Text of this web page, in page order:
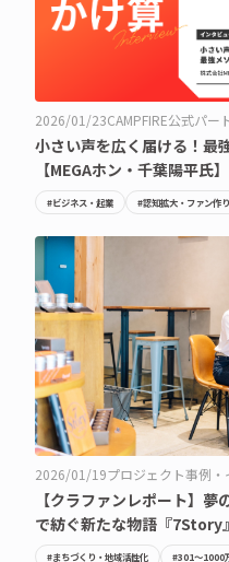
2026/01/23CAMPFIRE公式パー
小さい声を広く届ける！最
【MEGAホン・千葉陽平氏】
#ビジネス・起業 #認知拡大・ファン作り
2026/01/19プロジェクト事例・
【クラファンレポート】
で紡ぐ新たな物語『7Story』
#まちづくり・地域活性化 #301〜1000